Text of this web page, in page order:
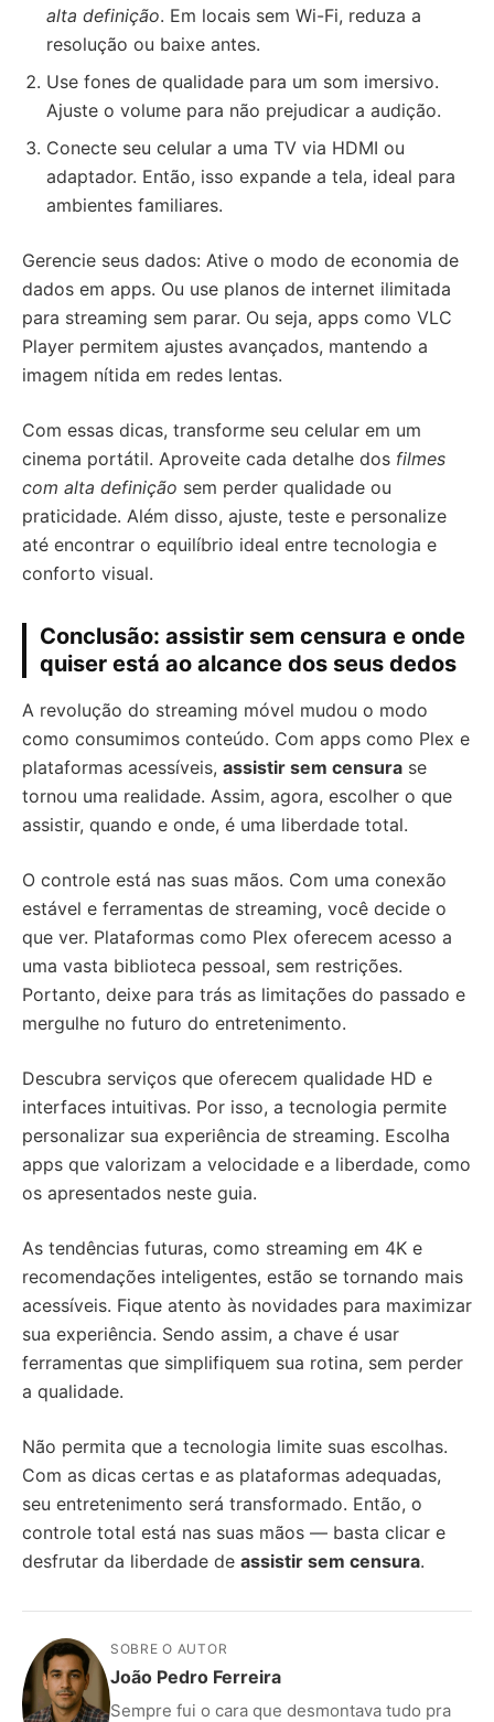
alta definição. Em locais sem Wi-Fi, reduza a
resolução ou baixe antes.
Use fones de qualidade para um som imersivo.
Ajuste o volume para não prejudicar a audição.
Conecte seu celular a uma TV via HDMI ou
adaptador. Então, isso expande a tela, ideal para
ambientes familiares.
Gerencie seus dados: Ative o modo de economia de
dados em apps. Ou use planos de internet ilimitada
para streaming sem parar. Ou seja, apps como VLC
Player permitem ajustes avançados, mantendo a
imagem nítida em redes lentas.
Com essas dicas, transforme seu celular em um
cinema portátil. Aproveite cada detalhe dos filmes
com alta definição sem perder qualidade ou
praticidade. Além disso, ajuste, teste e personalize
até encontrar o equilíbrio ideal entre tecnologia e
conforto visual.
Conclusão: assistir sem censura e onde
quiser está ao alcance dos seus dedos
A revolução do streaming móvel mudou o modo
como consumimos conteúdo. Com apps como Plex e
plataformas acessíveis, assistir sem censura se
tornou uma realidade. Assim, agora, escolher o que
assistir, quando e onde, é uma liberdade total.
O controle está nas suas mãos. Com uma conexão
estável e ferramentas de streaming, você decide o
que ver. Plataformas como Plex oferecem acesso a
uma vasta biblioteca pessoal, sem restrições.
Portanto, deixe para trás as limitações do passado e
mergulhe no futuro do entretenimento.
Descubra serviços que oferecem qualidade HD e
interfaces intuitivas. Por isso, a tecnologia permite
personalizar sua experiência de streaming. Escolha
apps que valorizam a velocidade e a liberdade, como
os apresentados neste guia.
As tendências futuras, como streaming em 4K e
recomendações inteligentes, estão se tornando mais
acessíveis. Fique atento às novidades para maximizar
sua experiência. Sendo assim, a chave é usar
ferramentas que simplifiquem sua rotina, sem perder
a qualidade.
Não permita que a tecnologia limite suas escolhas.
Com as dicas certas e as plataformas adequadas,
seu entretenimento será transformado. Então, o
controle total está nas suas mãos — basta clicar e
desfrutar da liberdade de assistir sem censura.
SOBRE O AUTOR
João Pedro Ferreira
Sempre fui o cara que desmontava tudo pra